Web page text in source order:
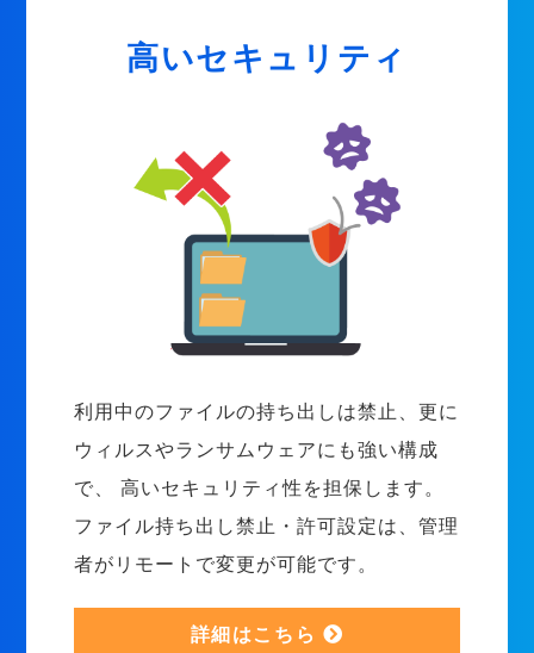
高いセキュリティ
利用中のファイルの持ち出しは禁止、更に
ウィルスやランサムウェアにも強い構成
で、 高いセキュリティ性を担保します。
ファイル持ち出し禁止・許可設定は、管理
者がリモートで変更が可能です。
詳細はこちら